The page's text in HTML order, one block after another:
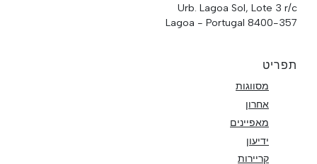
Urb. Lagoa Sol, Lote 3 r/c
8400-357 Lagoa - Portugal
תפריט
מסווגות
אחרון
מאפיינים
ידיעון
קריירות